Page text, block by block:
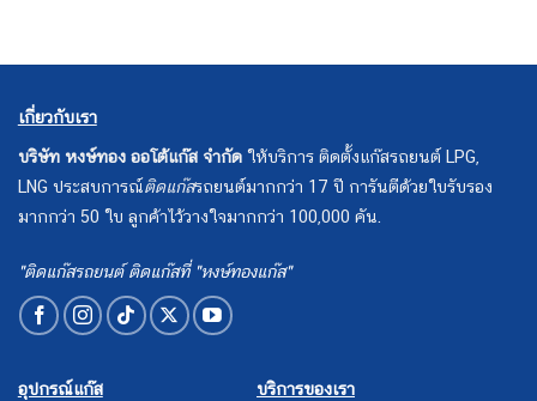
เกี่ยวกับเรา
บริษัท หงษ์ทอง ออโต้แก๊ส จำกัด ให้บริการ ติดตั้งแก๊สรถยนต์ LPG,
LNG ประสบการณ์ติดแก๊สรถยนต์มากกว่า 17 ปี การันตีด้วยใบรับรอง
มากกว่า 50 ใบ ลูกค้าไว้วางใจมากกว่า 100,000 คัน.
"ติดแก๊สรถยนต์ ติดแก๊สที่ "หงษ์ทองแก๊ส"
อุปกรณ์แก๊ส
บริการของเรา